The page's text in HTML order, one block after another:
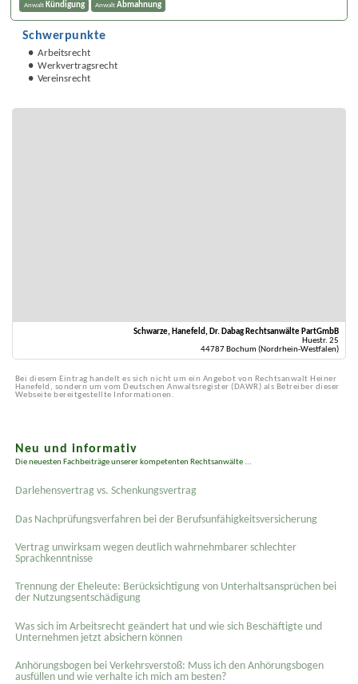
Anwalt Kündigung Anwalt Abmahnung
Schwerpunkte
Arbeitsrecht
Werkvertragsrecht
Vereinsrecht
Schwarze, Hanefeld, Dr. Dabag Rechtsanwälte PartGmbB
Huestr. 25
44787 Bochum (Nordrhein-Westfalen)
Bei diesem Eintrag handelt es sich nicht um ein Angebot von Rechtsanwalt Heiner
Hanefeld, sondern um vom Deutschen Anwaltsregister (DAWR) als Betreiber dieser
Webseite bereitgestellte Informationen.
Neu und informativ
Die neuesten Fachbeiträge unserer kompetenten Rechtsanwälte ...
Darlehensvertrag vs. Schenkungsvertrag
Das Nachprüfungsverfahren bei der Berufsunfähigkeitsversicherung
Vertrag unwirksam wegen deutlich wahrnehmbarer schlechter
Sprachkenntnisse
Trennung der Eheleute: Berücksichtigung von Unterhaltsansprüchen bei
der Nutzungsentschädigung
Was sich im Arbeitsrecht geändert hat und wie sich Beschäftigte und
Unternehmen jetzt absichern können
Anhörungsbogen bei Verkehrsverstoß: Muss ich den Anhörungsbogen
ausfüllen und wie verhalte ich mich am besten?